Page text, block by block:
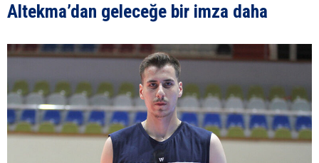
Altekma’dan geleceğe bir imza daha